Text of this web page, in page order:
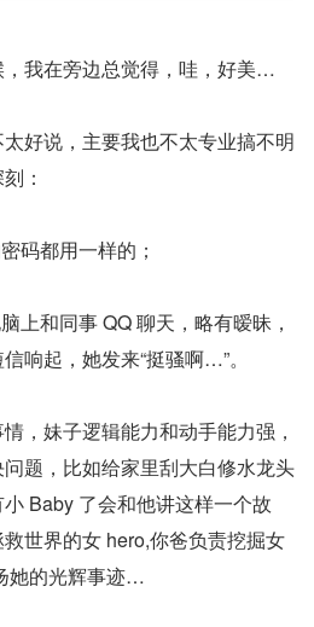
我在旁边总觉得，哇，好美…
好说，主要我也不太专业搞不明
：
码都用一样的；
上和同事 QQ 聊天，略有暧昧，
起，她发来“挺骚啊…”。
，妹子逻辑能力和动手能力强，
题，比如给家里刮大白修水龙头
Baby 了会和他讲这样一个故
世界的女 hero,你爸负责挖掘女
她的光辉事迹…